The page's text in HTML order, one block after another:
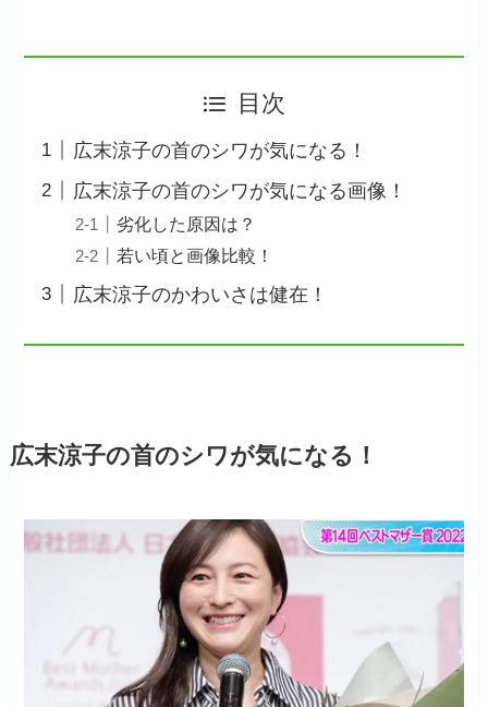
目次
広末涼子の首のシワが気になる！
広末涼子の首のシワが気になる画像！
劣化した原因は？
若い頃と画像比較！
広末涼子のかわいさは健在！
広末涼子の首のシワが気になる！